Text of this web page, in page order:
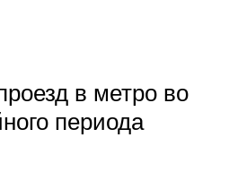
в метро во
периода